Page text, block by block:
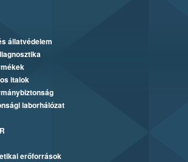
állatvédelem
italok
laborhálózat
erőforrások